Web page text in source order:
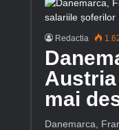
Redactia
mai
Danemarca,